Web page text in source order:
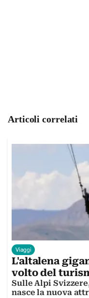
Articoli correlati
Viaggi
L'altalena
volto del
Sulle Alpi
nasce la nuova